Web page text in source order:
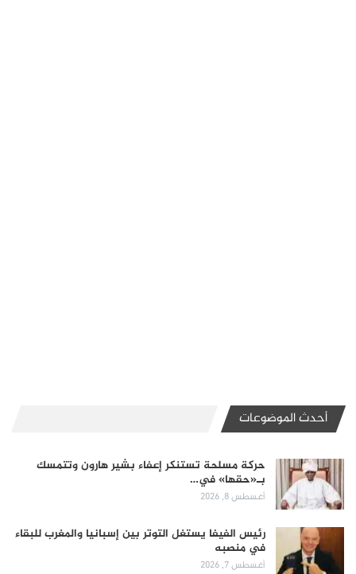
أحدث الموضوعات
حركة مسلحة تستنكر إعفاء بشير هارون وتتمسك
بـ«حقها» في…
أغسطس 8, 2026
رئيس الفيفا يستغل التوتر بين إسبانيا والمغرب للبقاء
في منصبه
أغسطس 7, 2026